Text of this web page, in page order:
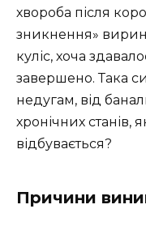
хвороба після
зникнення»
куліс, хоча
завершено. Така
недугам, від
хронічних станів,
відбувається?
Причини